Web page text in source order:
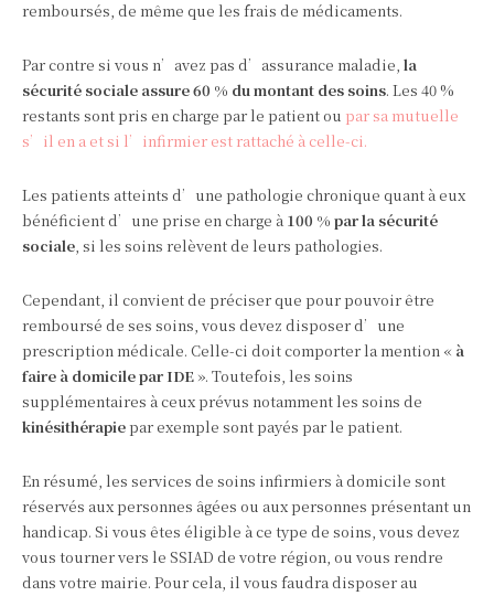
remboursés, de même que les frais de médicaments.
Par contre si vous n’avez pas d’assurance maladie, la
sécurité sociale assure 60 % du montant des soins. Les 40 %
restants sont pris en charge par le patient ou par sa mutuelle
s’il en a et si l’infirmier est rattaché à celle-ci.
Les patients atteints d’une pathologie chronique quant à eux
bénéficient d’une prise en charge à 100 % par la sécurité
sociale, si les soins relèvent de leurs pathologies.
Cependant, il convient de préciser que pour pouvoir être
remboursé de ses soins, vous devez disposer d’une
prescription médicale. Celle-ci doit comporter la mention « à
faire à domicile par IDE». Toutefois, les soins
supplémentaires à ceux prévus notamment les soins de
kinésithérapiepar exemple sont payés par le patient.
En résumé, les services de soins infirmiers à domicile sont
réservés aux personnes âgées ou aux personnes présentant un
handicap. Si vous êtes éligible à ce type de soins, vous devez
vous tourner vers le SSIAD de votre région, ou vous rendre
dans votre mairie. Pour cela, il vous faudra disposer au